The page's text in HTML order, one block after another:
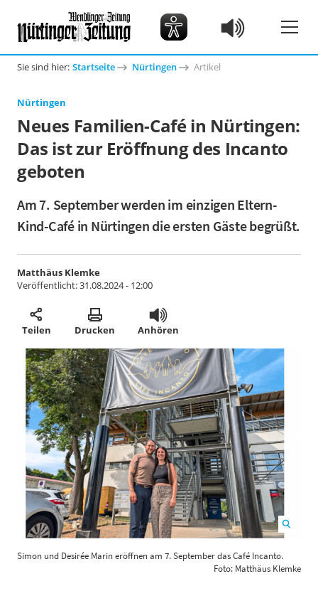
Sie sind hier: Startseite Nürtingen Artikel
Nürtingen
Neues Familien-Café in Nürtingen:
Das ist zur Eröffnung des Incanto
geboten
Am 7. September werden im einzigen Eltern-
Kind-Café in Nürtingen die ersten Gäste begrüßt.
Matthäus Klemke
Veröffentlicht:31.08.2024 - 12:00
Teilen Drucken Anhören
Café Incanto. Foto: Matthäus Klemke 1200800
Simon und Desirée Marin eröffnen am 7. September das Café Incanto.
Foto: Matthäus Klemke